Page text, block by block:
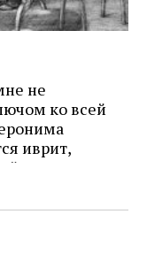
не
ко всей
иврит,
смысл и
и
как